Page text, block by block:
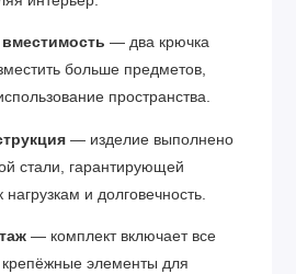
— два крючка
больше предметов,
пространства.
— изделие выполнено
стали, гарантирующей
нагрузкам и долговечность.
— комплект включает все
элементы для